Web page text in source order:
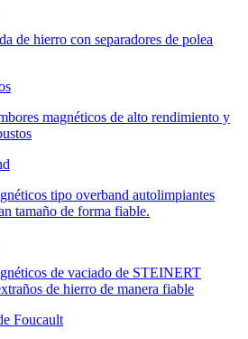
de hierro con separadores de polea
magnéticos de alto rendimiento y
tipo overband autolimpiantes
tamaño de forma fiable.
de vaciado de STEINERT
de hierro de manera fiable
Foucault